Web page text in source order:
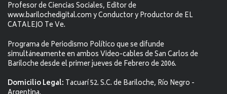
Profesor de Ciencias Sociales, Editor de
www.barilochedigital.com y Conductor y Productor de EL
CATALEJO Te Ve.
Programa de Periodismo Político que se difunde
simultáneamente en ambos Video-cables de San Carlos de
Bariloche desde el primer jueves de Febrero de 2006.
Domicilio Legal: Tacuarí 52. S.C. de Bariloche, Río Negro -